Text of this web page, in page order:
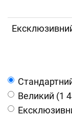
Великий (1